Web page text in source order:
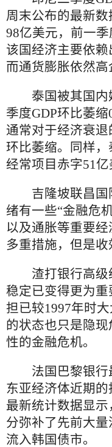
周末公布的最新
98亿美元，前一
该国经济主要依
而通货膨胀依然
泰国被其国内媒
季度GDP环比萎
通常对于经济衰
环比萎缩。同样
经常项目赤字51
吉隆坡联昌国际
绪有一些“金融危
以及通胀等重要
多重措施，但是收
渣打银行高级经
稳定已变得更为
担已较1997年时
的状态也只是隐
性的金融危机。
法国巴黎银行最
东亚经济体近期
最新统计数据显
分弥补了先前大
流入韩国债市。